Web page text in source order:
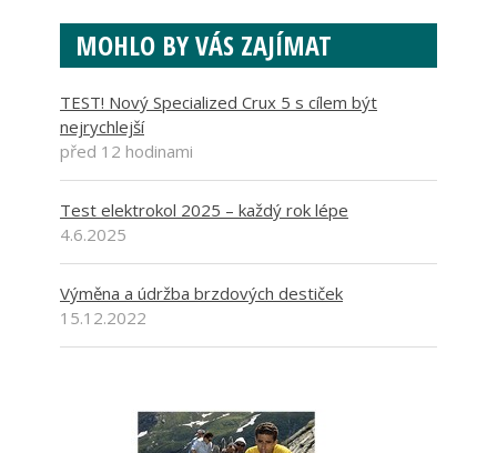
MOHLO BY VÁS ZAJÍMAT
TEST! Nový Specialized Crux 5 s cílem být
nejrychlejší
před 12 hodinami
Test elektrokol 2025 – každý rok lépe
4.6.2025
Výměna a údržba brzdových destiček
15.12.2022